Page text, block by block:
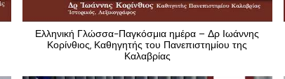
Ελληνική Γλώσσα-Παγκόσμια ημέρα – Δρ Ιωάννης
Κορίνθιος, Καθηγητής του Πανεπιστημίου της
Καλαβρίας